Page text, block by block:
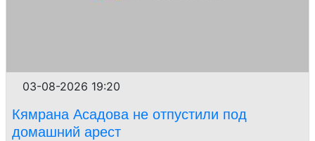
03-08-2026 19:20
Кямрана Асадова не отпустили под
домашний арест